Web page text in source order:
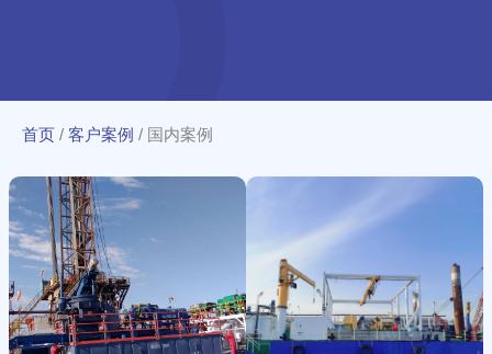
首页 / 客户案例 / 国内案例
新
疆
克
拉
玛
依-
钻
态
湖
泊
清